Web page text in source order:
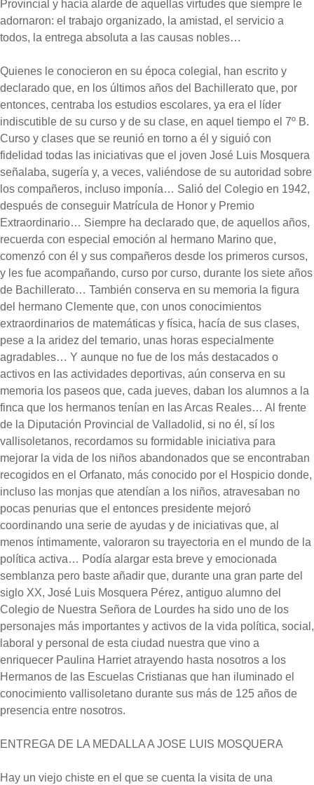
Provincial y hacía alarde de aquellas virtudes que siempre le
adornaron: el trabajo organizado, la amistad, el servicio a
todos, la entrega absoluta a las causas nobles…
Quienes le conocieron en su época colegial, han escrito y
declarado que, en los últimos años del Bachillerato que, por
entonces, centraba los estudios escolares, ya era el líder
indiscutible de su curso y de su clase, en aquel tiempo el 7º B.
Curso y clases que se reunió en torno a él y siguió con
fidelidad todas las iniciativas que el joven José Luis Mosquera
señalaba, sugería y, a veces, valiéndose de su autoridad sobre
los compañeros, incluso imponía… Salió del Colegio en 1942,
después de conseguir Matrícula de Honor y Premio
Extraordinario… Siempre ha declarado que, de aquellos años,
recuerda con especial emoción al hermano Marino que,
comenzó con él y sus compañeros desde los primeros cursos,
y les fue acompañando, curso por curso, durante los siete años
de Bachillerato… También conserva en su memoria la figura
del hermano Clemente que, con unos conocimientos
extraordinarios de matemáticas y física, hacía de sus clases,
pese a la aridez del temario, unas horas especialmente
agradables… Y aunque no fue de los más destacados o
activos en las actividades deportivas, aún conserva en su
memoria los paseos que, cada jueves, daban los alumnos a la
finca que los hermanos tenían en las Arcas Reales… Al frente
de la Diputación Provincial de Valladolid, si no él, sí los
vallisoletanos, recordamos su formidable iniciativa para
mejorar la vida de los niños abandonados que se encontraban
recogidos en el Orfanato, más conocido por el Hospicio donde,
incluso las monjas que atendían a los niños, atravesaban no
pocas penurias que el entonces presidente mejoró
coordinando una serie de ayudas y de iniciativas que, al
menos íntimamente, valoraron su trayectoria en el mundo de la
política activa… Podía alargar esta breve y emocionada
semblanza pero baste añadir que, durante una gran parte del
siglo XX, José Luis Mosquera Pérez, antiguo alumno del
Colegio de Nuestra Señora de Lourdes ha sido uno de los
personajes más importantes y activos de la vida política, social,
laboral y personal de esta ciudad nuestra que vino a
enriquecer Paulina Harriet atrayendo hasta nosotros a los
Hermanos de las Escuelas Cristianas que han iluminado el
conocimiento vallisoletano durante sus más de 125 años de
presencia entre nosotros.
ENTREGA DE LA MEDALLA A JOSE LUIS MOSQUERA
Hay un viejo chiste en el que se cuenta la visita de una